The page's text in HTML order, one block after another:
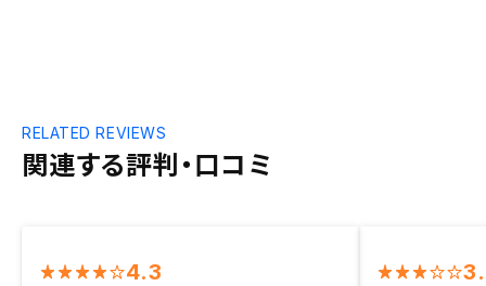
関連する評判・口コミ
RELATED REVIEWS
4.3